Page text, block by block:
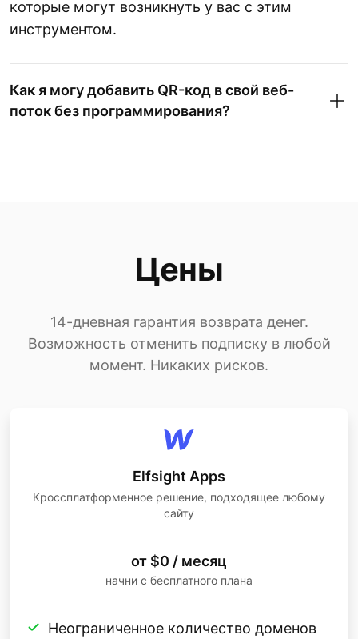
которые могут возникнуть у вас с этим
инструментом.
Как я могу добавить QR-код в свой веб-
поток без программирования?
Цены
14-дневная гарантия возврата денег.
Возможность отменить подписку в любой
момент. Никаких рисков.
Elfsight Apps
Кроссплатформенное решение, подходящее любому
сайту
от $0 / месяц
начни с бесплатного плана
Неограниченное количество доменов